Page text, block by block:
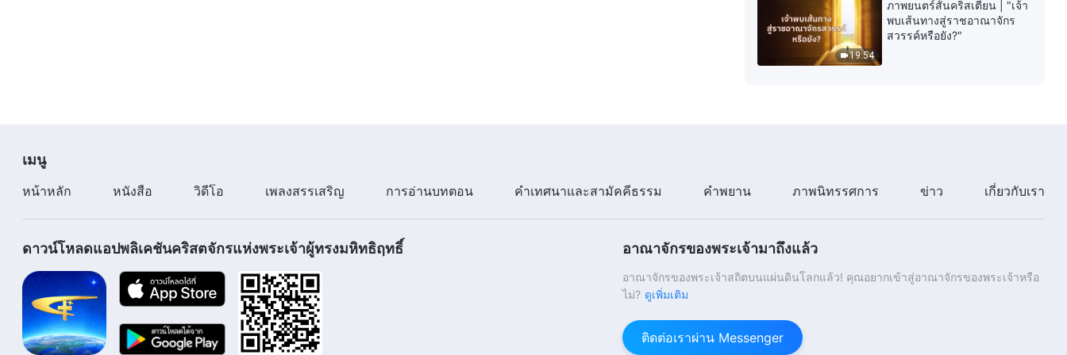
19:54
ภาพยนตร์สั้นคริสเตียน | "เจ้า
พบเส้นทางสู่ราชอาณาจักร
สวรรค์หรือยัง?"
เมนู
หน้าหลัก หนังสือ วิดีโอ เพลงสรรเสริญ การอ่านบทตอน คำเทศนาและสามัคคีธรรม คำพยาน ภาพนิทรรศการ ข่าว เกี่ยวกับเรา
ดาวน์โหลดแอปพลิเคชันคริสตจักรแห่งพระเจ้าผู้ทรงมหิทธิฤทธิ์ อาณาจักรของพระเจ้ามาถึงแล้ว
อาณาจักรของพระเจ้าสถิตบนแผ่นดินโลกแล้ว! คุณอยากเข้าสู่อาณาจักรของพระเจ้าหรือ
ไม่? ดูเพิ่มเติม
ติดต่อเราผ่าน Messenger